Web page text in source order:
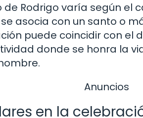
Rodrigo varía según el
asocia con un santo o
puede coincidir con el
donde se honra la
Anuncios
en la